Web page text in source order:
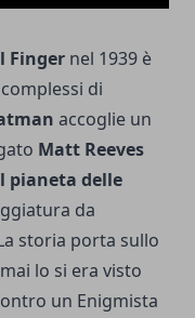
Finger nel 1939 è
di
accoglie un
Matt Reeves
pianeta delle
da
storia porta sullo
lo si era visto
un Enigmista